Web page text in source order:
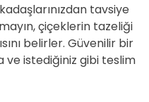
tavsiye
çiçeklerin tazeliği
belirler. Güvenilir bir
ve istediğiniz gibi teslim